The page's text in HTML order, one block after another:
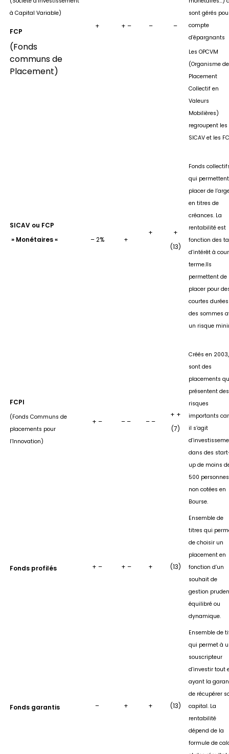
à Capital Variable)
FCP
(Fonds
communs de
Placement)
+ + – – –
sont gérés
compte
d’épargnants
Les OPCVM
(Organisme de
Placement
Collectif en
Valeurs
Mobilières)
regroupent les
SICAV et les
SICAV ou FCP
» Monétaires «
– 2% +
+
+
(13)
Fonds
qui
placer de
en titres de
créances. La
rentabilité est
fonction des
d’intérêt à
terme.Ils
permettent de
placer pour
courtes durées
des sommes
un risque
FCPI
(Fonds Communs de
placements pour
l’Innovation)
+ – – – – –
+ +
(7)
Créés en
sont des
placements
présentent des
risques
importants car
il s’agit
dans des
up de moins
500 personnes
non cotées en
Bourse.
Fonds profilés + – + – + (13)
Ensemble de
titres qui
de choisir un
placement en
fonction d’un
souhait de
gestion
équilibré ou
dynamique.
Fonds garantis – + + (13)
Ensemble de
qui permet à
souscripteur
d’investir tout
ayant la
de récupérer
capital. La
rentabilité
dépend de la
formule de